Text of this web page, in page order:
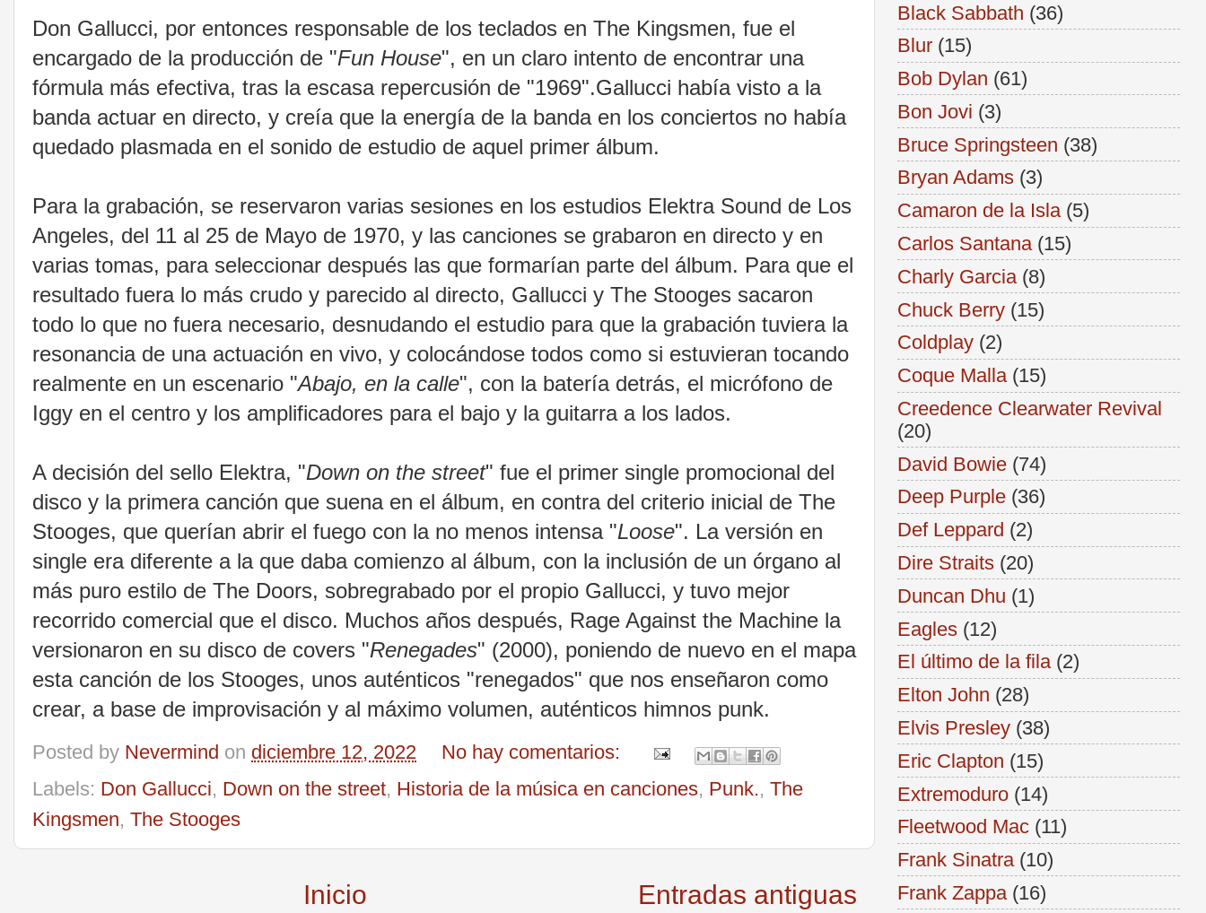
Don Gallucci, por entonces responsable de los teclados en The Kingsmen, fue el
encargado de la producción de "Fun House", en un claro intento de encontrar una
fórmula más efectiva, tras la escasa repercusión de "1969".Gallucci había visto a la
banda actuar en directo, y creía que la energía de la banda en los conciertos no había
quedado plasmada en el sonido de estudio de aquel primer álbum.
Para la grabación, se reservaron varias sesiones en los estudios Elektra Sound de Los
Angeles, del 11 al 25 de Mayo de 1970, y las canciones se grabaron en directo y en
varias tomas, para seleccionar después las que formarían parte del álbum. Para que el
resultado fuera lo más crudo y parecido al directo, Gallucci y The Stooges sacaron
todo lo que no fuera necesario, desnudando el estudio para que la grabación tuviera la
resonancia de una actuación en vivo, y colocándose todos como si estuvieran tocando
realmente en un escenario "Abajo, en la calle", con la batería detrás, el micrófono de
Iggy en el centro y los amplificadores para el bajo y la guitarra a los lados.
A decisión del sello Elektra, "Down on the street" fue el primer single promocional del
disco y la primera canción que suena en el álbum, en contra del criterio inicial de The
Stooges, que querían abrir el fuego con la no menos intensa "Loose". La versión en
single era diferente a la que daba comienzo al álbum, con la inclusión de un órgano al
más puro estilo de The Doors, sobregrabado por el propio Gallucci, y tuvo mejor
recorrido comercial que el disco. Muchos años después, Rage Against the Machine la
versionaron en su disco de covers "Renegades" (2000), poniendo de nuevo en el mapa
esta canción de los Stooges, unos auténticos "renegados" que nos enseñaron como
crear, a base de improvisación y al máximo volumen, auténticos himnos punk.
Posted by Nevermind on diciembre 12, 2022
No hay comentarios:
Labels: Don Gallucci, Down on the street, Historia de la música en canciones, Punk., The
Kingsmen, The Stooges
Entradas antiguas
Inicio
Black Sabbath (36)
Blur (15)
Bob Dylan (61)
Bon Jovi (3)
Bruce Springsteen (38)
Bryan Adams (3)
Camaron de la Isla (5)
Carlos Santana (15)
Charly Garcia (8)
Chuck Berry (15)
Coldplay (2)
Coque Malla (15)
Creedence Clearwater Revival
(20)
David Bowie (74)
Deep Purple (36)
Def Leppard (2)
Dire Straits (20)
Duncan Dhu (1)
Eagles (12)
El último de la fila (2)
Elton John (28)
Elvis Presley (38)
Eric Clapton (15)
Extremoduro (14)
Fleetwood Mac (11)
Frank Sinatra (10)
Frank Zappa (16)